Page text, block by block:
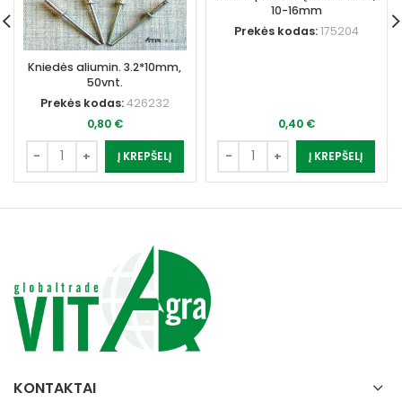
Kniedės aliumin. 3.2*10mm,
50vnt.
Prekės kodas:426232
0,80 €
Į KREPŠELĮ
10-16mm
Prekės kodas:175204
0,40 €
Į KREPŠELĮ
KONTAKTAI